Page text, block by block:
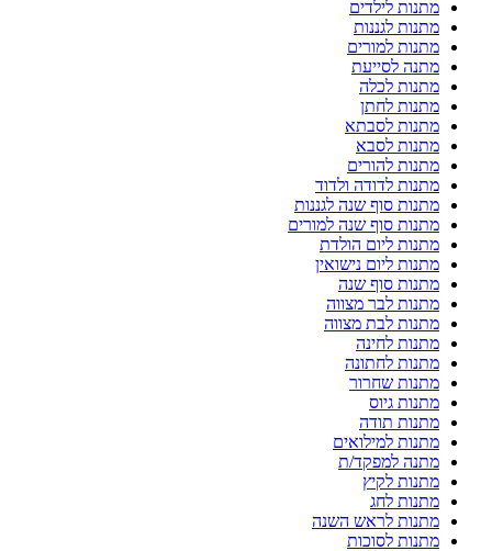
מתנות לילדים
מתנות לגננות
מתנות למורים
מתנה לסייעת
מתנות לכלה
מתנות לחתן
מתנות לסבתא
מתנות לסבא
מתנות להורים
מתנות לדודה ולדוד
מתנות סוף שנה לגננות
מתנות סוף שנה למורים
מתנות ליום הולדת
מתנות ליום נישואין
מתנות סוף שנה
מתנות לבר מצווה
מתנות לבת מצווה
מתנות לחינה
מתנות לחתונה
מתנות שחרור
מתנות גיוס
מתנות תודה
מתנות למילואים
מתנה למפקד/ת
מתנות לקיץ
מתנות לחג
מתנות לראש השנה
מתנות לסוכות